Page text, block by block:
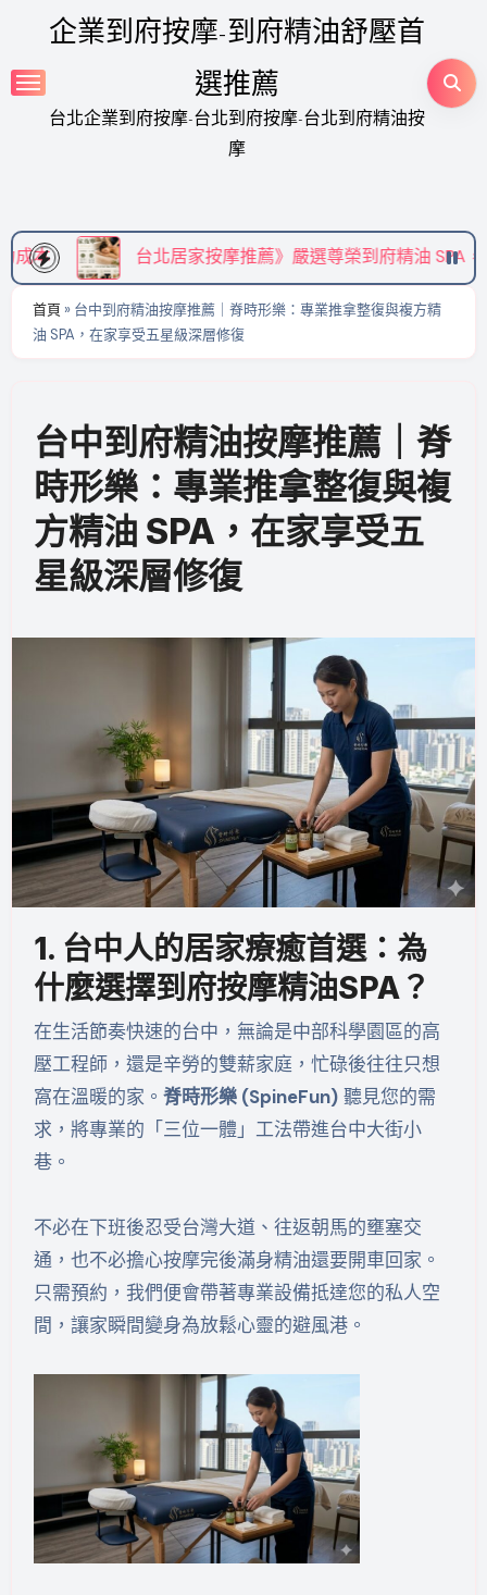
content
企業到府按摩-到府精油舒壓首
選推薦
台北企業到府按摩-台北到府按摩-台北到府精油按
摩
居家按摩推薦》嚴選尊榮到府精油 SPA，享受免通勤的極致身
首頁 » 台中到府精油按摩推薦｜脊時形樂：專業推拿整復與複方精
油 SPA，在家享受五星級深層修復
台中到府精油按摩推薦｜脊
時形樂：專業推拿整復與複
方精油 SPA，在家享受五
星級深層修復
1. 台中人的居家療癒首選：為
什麼選擇到府按摩精油SPA？
在生活節奏快速的台中，無論是中部科學園區的高
壓工程師，還是辛勞的雙薪家庭，忙碌後往往只想
窩在溫暖的家。 脊時形樂 (SpineFun)聽見您的需
求，將專業的「三位一體」工法帶進台中大街小
巷。
不必在下班後忍受台灣大道、往返朝馬的壅塞交
通，也不必擔心按摩完後滿身精油還要開車回家。
只需預約，我們便會帶著專業設備抵達您的私人空
間，讓家瞬間變身為放鬆心靈的避風港。